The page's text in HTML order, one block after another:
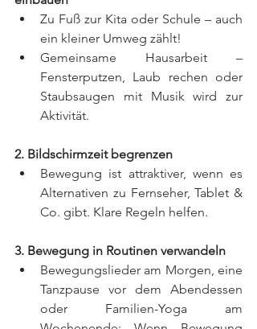
Zu Fuß zur Kita oder Schule – auch
ein kleiner Umweg zählt!
Gemeinsame Hausarbeit
–
Fensterputzen, Laub rechen oder
Staubsaugen mit Musik wird zur
Aktivität.
2. Bildschirmzeit begrenzen
Bewegung ist attraktiver, wenn es
Alternativen zu Fernseher, Tablet &
Co. gibt. Klare Regeln helfen.
3. Bewegung in Routinen verwandeln
Bewegungslieder am Morgen, eine
Tanzpause vor dem Abendessen
oder Familien-Yoga am